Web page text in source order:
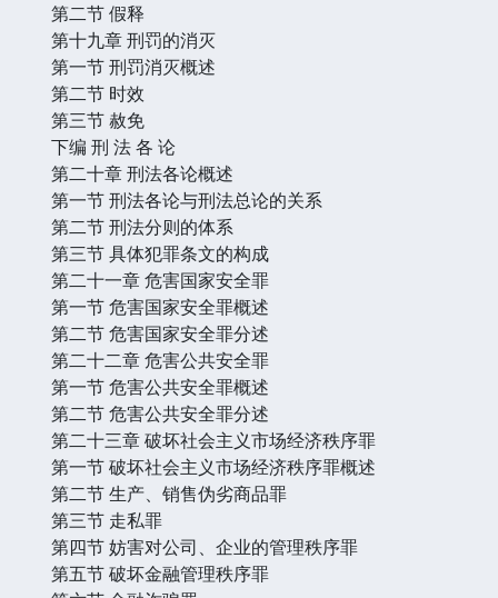
第二节 假释
第十九章 刑罚的消灭
第一节 刑罚消灭概述
第二节 时效
第三节 赦免
下编 刑 法 各 论
第二十章 刑法各论概述
第一节 刑法各论与刑法总论的关系
第二节 刑法分则的体系
第三节 具体犯罪条文的构成
第二十一章 危害国家安全罪
第一节 危害国家安全罪概述
第二节 危害国家安全罪分述
第二十二章 危害公共安全罪
第一节 危害公共安全罪概述
第二节 危害公共安全罪分述
第二十三章 破坏社会主义市场经济秩序罪
第一节 破坏社会主义市场经济秩序罪概述
第二节 生产、销售伪劣商品罪
第三节 走私罪
第四节 妨害对公司、企业的管理秩序罪
第五节 破坏金融管理秩序罪